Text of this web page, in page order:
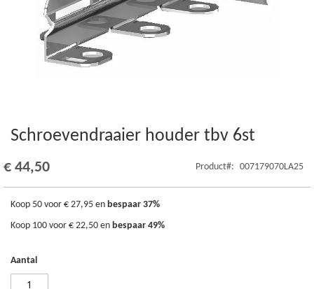
Ga
het
begin
van
de
gallerij
Schroevendraaier houder tbv 6st
€ 44,50 Product 007179070LA25
Koop 50 voor € 27,95 en bespaar 37%
Koop 100 voor € 22,50 en bespaar 49%
Aantal